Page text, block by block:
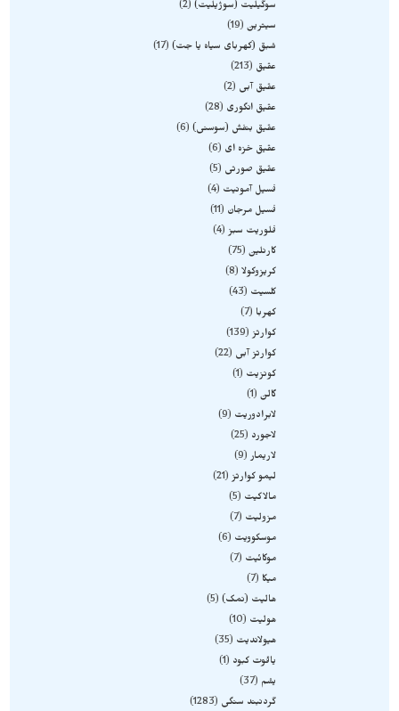
سوگیلیت (سوژیلیت) 2
سیترین 19
شبق (کهربای سیاه یا جت) 17
عقیق
213
عقیق آبی
2
عقیق انگوری
28
عقیق بنفش (سوسنی) 6
عقیق خزه ای
6
عقیق صورتی
5
فسیل آمونیت
4
فسیل مرجان
11
فلوریت سبز 4
کارنلین 75
کریزوکولا
8
کلسیت
43
کهربا
7
کوارتز 139
کوارتز آبی
22
کونزیت
1
گالن 1
لابرادوریت
9
لاجورد
25
لاریمار 9
لیمو کوارتز 21
مالاکیت
5
مزولیت
7
موسکوویت
6
موکائیت
7
میکا
7
هالیت (نمک) 5
هولیت
10
هیولاندیت
35
یاقوت کبود
1
یشم
37
گردنبند سنگی
1283